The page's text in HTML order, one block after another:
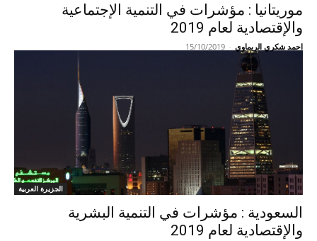
موريتانيا : مؤشرات في التنمية الإجتماعية
والإقتصادية لعام 2019
احمد شكري الريماوي -
15/10/2019
الجزيرة العربية
السعودية : مؤشرات في التنمية البشرية
والإقتصادية لعام 2019